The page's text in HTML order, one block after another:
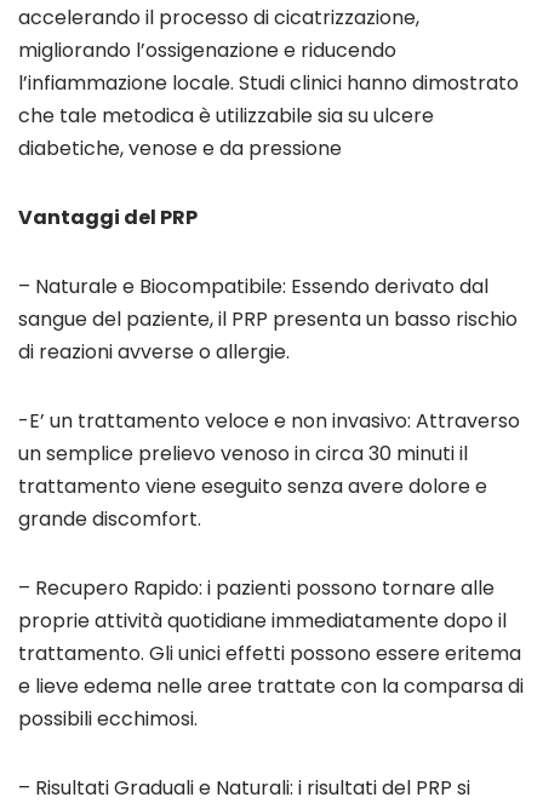
accelerando il processo di cicatrizzazione,
migliorando l’ossigenazione e riducendo
l’infiammazione locale. Studi clinici hanno dimostrato
che tale metodica è utilizzabile sia su ulcere
diabetiche, venose e da pressione
Vantaggi del PRP
– Naturale e Biocompatibile: Essendo derivato dal
sangue del paziente, il PRP presenta un basso rischio
di reazioni avverse o allergie.
-E’ un trattamento veloce e non invasivo: Attraverso
un semplice prelievo venoso in circa 30 minuti il
trattamento viene eseguito senza avere dolore e
grande discomfort.
– Recupero Rapido: i pazienti possono tornare alle
proprie attività quotidiane immediatamente dopo il
trattamento. Gli unici effetti possono essere eritema
e lieve edema nelle aree trattate con la comparsa di
possibili ecchimosi.
– Risultati Graduali e Naturali: i risultati del PRP si